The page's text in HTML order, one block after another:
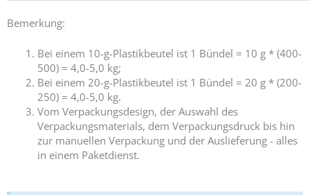
Bemerkung:
Bei einem 10-g-Plastikbeutel ist 1 Bündel = 10 g * (400-
500) = 4,0-5,0 kg;
Bei einem 20-g-Plastikbeutel ist 1 Bündel = 20 g * (200-
250) = 4,0-5,0 kg.
Vom Verpackungsdesign, der Auswahl des
Verpackungsmaterials, dem Verpackungsdruck bis hin
zur manuellen Verpackung und der Auslieferung - alles
in einem Paketdienst.